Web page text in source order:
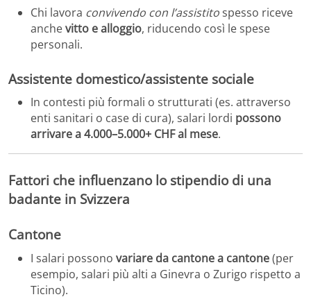
Chi lavora convivendo con l’assistitospesso riceve
anchevitto e alloggio, riducendo così le spese
personali.
Assistente domestico/assistente sociale
In contesti più formali o strutturati (es. attraverso
enti sanitari o case di cura), salari lordi possono
arrivare a 4.000–5.000+ CHF al mese.
Fattori che influenzano lo stipendio di una
badante in Svizzera
Cantone
I salari possono variare da cantone a cantone(per
esempio, salari più alti a Ginevra o Zurigo rispetto a
Ticino).